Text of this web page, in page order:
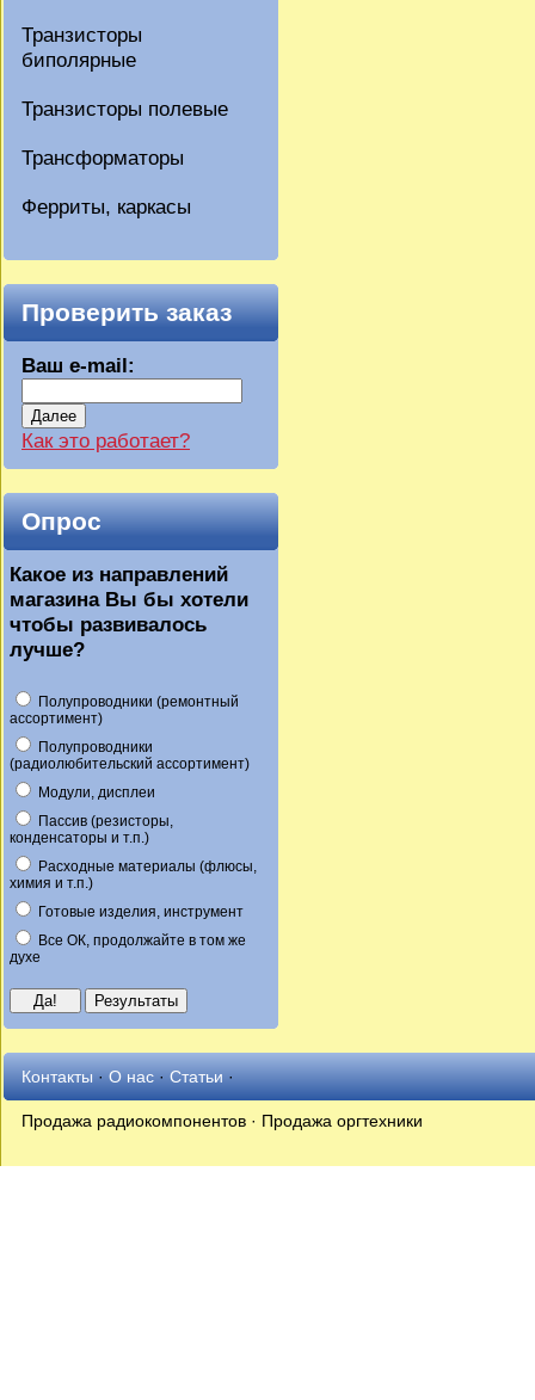
Транзисторы
биполярные
Транзисторы полевые
Трансформаторы
Ферриты, каркасы
Проверить заказ
Ваш e-mail:
Далее
Как это работает?
Опрос
Какое из направлений
магазина Вы бы хотели
чтобы развивалось
лучше?
Полупроводники (ремонтный
ассортимент)
Полупроводники
(радиолюбительский ассортимент)
Модули, дисплеи
Пассив (резисторы,
конденсаторы и т.п.)
Расходные материалы (флюсы,
химия и т.п.)
Готовые изделия, инструмент
Все ОК, продолжайте в том же
духе
Контакты·О нас·Статьи·
Продажа радиокомпонентов · Продажа оргтехники